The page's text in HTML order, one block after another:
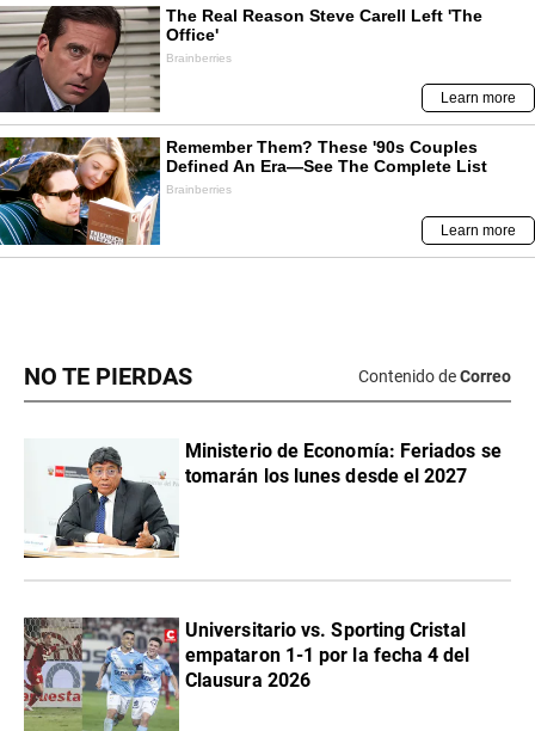
NO TE PIERDAS Contenido deCorreo
Ministerio de Economía: Feriados se
tomarán los lunes desde el 2027
Universitario vs. Sporting Cristal
empataron 1-1 por la fecha 4 del
Clausura 2026